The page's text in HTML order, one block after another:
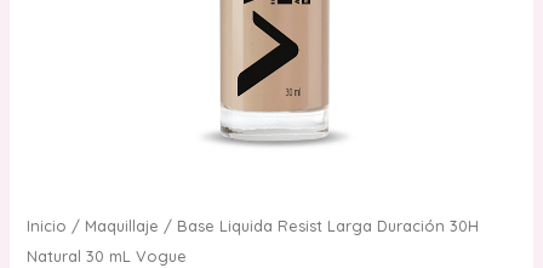
Inicio / Maquillaje / Base Liquida Resist Larga Duración 30H
Natural 30 mL Vogue